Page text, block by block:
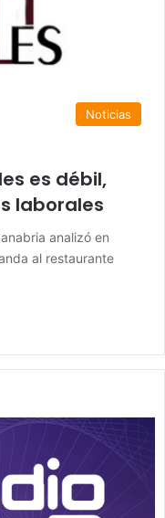
Noticias
es débil,
laborales
analizó en
al restaurante